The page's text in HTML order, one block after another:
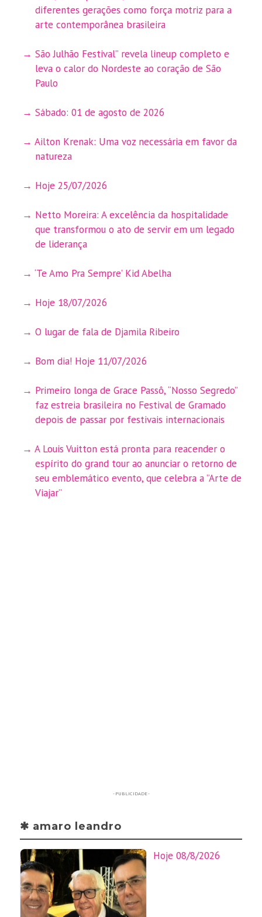
diferentes gerações como força motriz para a
arte contemporânea brasileira
São Julhão Festival” revela lineup completo e
leva o calor do Nordeste ao coração de São
Paulo
Sábado: 01 de agosto de 2026
Ailton Krenak: Uma voz necessária em favor da
natureza
Hoje 25/07/2026
Netto Moreira: A excelência da hospitalidade
que transformou o ato de servir em um legado
de liderança
‘Te Amo Pra Sempre’ Kid Abelha
Hoje 18/07/2026
O lugar de fala de Djamila Ribeiro
Bom dia! Hoje 11/07/2026
Primeiro longa de Grace Passô, “Nosso Segredo”
faz estreia brasileira no Festival de Gramado
depois de passar por festivais internacionais
A Louis Vuitton está pronta para reacender o
espírito do grand tour ao anunciar o retorno de
seu emblemático evento, que celebra a ”Arte de
Viajar”
- PUBLICIDADE -
✱ amaro leandro
Hoje 08/8/2026